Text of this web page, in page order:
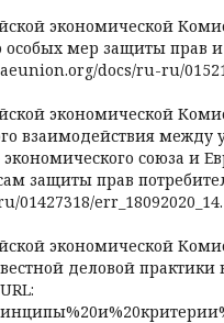
экономической
мер защиты прав
docs/ru-ru/
экономической
взаимодействия
экономического союза и
защиты прав
err_18092020_14.
экономической
деловой